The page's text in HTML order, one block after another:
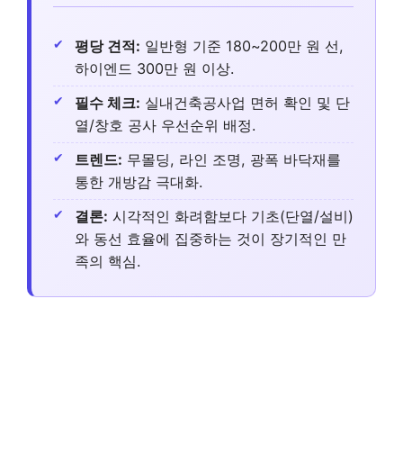
평당 견적: 일반형 기준 180~200만 원 선,
하이엔드 300만 원 이상.
필수 체크: 실내건축공사업 면허 확인 및 단
열/창호 공사 우선순위 배정.
트렌드: 무몰딩, 라인 조명, 광폭 바닥재를
통한 개방감 극대화.
결론: 시각적인 화려함보다 기초(단열/설비)
와 동선 효율에 집중하는 것이 장기적인 만
족의 핵심.